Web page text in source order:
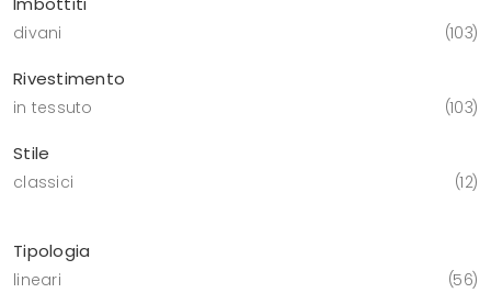
divani 103
Rivestimento
in tessuto 103
Stile
classici 12
Tipologia
lineari 56